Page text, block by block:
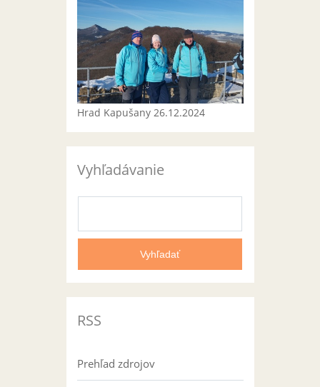
Hrad Kapušany 26.12.2024
Vyhľadávanie
RSS
Prehľad zdrojov